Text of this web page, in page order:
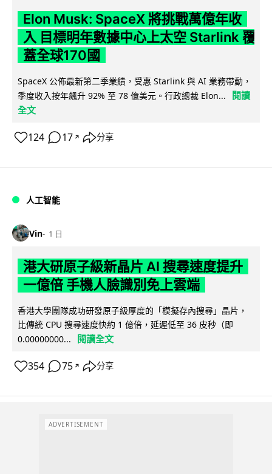
Elon Musk: SpaceX 將挑戰萬億年收
入 目標明年數據中心上太空 Starlink 覆
蓋全球170國
SpaceX 公佈最新第二季業績，受惠 Starlink 與 AI 業務帶動，
季度收入按年飆升 92% 至 78 億美元。行政總裁 Elon...
閱讀
全文
124 17 ↗ 分享
人工智能
Vin 1 日
港大研原子級新晶片 AI 搜尋速度提升
一億倍 手機人臉識別免上雲端
香港大學團隊成功研發原子級厚度的「模擬存內搜尋」晶片，
比傳統 CPU 搜尋速度快約 1 億倍，延遲低至 36 皮秒（即
0.00000000...
閱讀全文
354 75 ↗ 分享
ADVERTISEMENT